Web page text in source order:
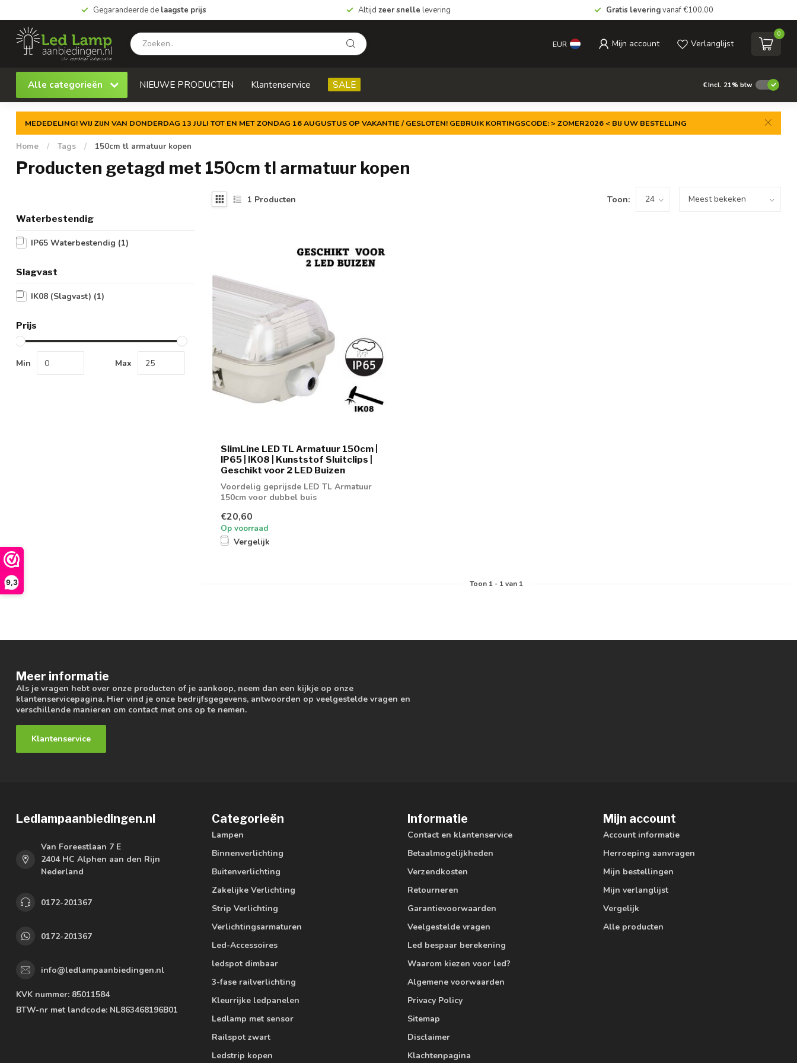
9,3
Gegarandeerde de laagste prijs Altijd zeer snelle levering Gratis leveringvanaf €100,00
EUR Mijn account Verlanglijst
0
Alle categorieën NIEUWE PRODUCTEN Klantenservice SALE €Incl. 21% btw
MEDEDELING! WIJ ZIJN VAN DONDERDAG 13 JULI TOT EN MET ZONDAG 16 AUGUSTUS OP VAKANTIE / GESLOTEN! GEBRUIK KORTINGSCODE: > ZOMER2026 < BIJ UW BESTELLING
Home / Tags / 150cm tl armatuur kopen
Producten getagd met 150cm tl armatuur kopen
Waterbestendig
IP65 Waterbestendig (1)
Slagvast
IK08 (Slagvast) (1)
Prijs
Min Max
1 Producten Toon:
SlimLine LED TL Armatuur 150cm |
IP65 | IK08 | Kunststof Sluitclips |
Geschikt voor 2 LED Buizen
Voordelig geprijsde LED TL Armatuur
150cm voor dubbel buis
€20,60
Op voorraad
Vergelijk
Toon 1- 1van 1
Meer informatie
Als je vragen hebt over onze producten of je aankoop, neem dan een kijkje op onze
klantenservicepagina. Hier vind je onze bedrijfsgegevens, antwoorden op veelgestelde vragen en
verschillende manieren om contact met ons op te nemen.
Klantenservice
Ledlampaanbiedingen.nl
Van Foreestlaan 7 E
2404 HC Alphen aan den Rijn
Nederland
0172-201367
0172-201367
info@ledlampaanbiedingen.nl
KVK nummer: 85011584
BTW-nr met landcode: NL863468196B01
Categorieën
Lampen
Binnenverlichting
Buitenverlichting
Zakelijke Verlichting
Strip Verlichting
Verlichtingsarmaturen
Led-Accessoires
ledspot dimbaar
3-fase railverlichting
Kleurrijke ledpanelen
Ledlamp met sensor
Railspot zwart
Ledstrip kopen
Informatie
Contact en klantenservice
Betaalmogelijkheden
Verzendkosten
Retourneren
Garantievoorwaarden
Veelgestelde vragen
Led bespaar berekening
Waarom kiezen voor led?
Algemene voorwaarden
Privacy Policy
Sitemap
Disclaimer
Klachtenpagina
Mijn account
Account informatie
Herroeping aanvragen
Mijn bestellingen
Mijn verlanglijst
Vergelijk
Alle producten